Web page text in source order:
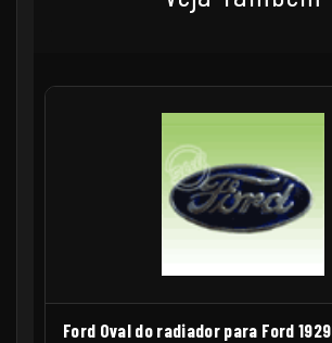
Ford Oval do radiador para Ford 1929